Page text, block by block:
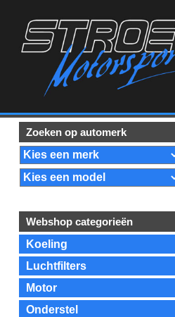
Zoeken op automerk
Webshop categorieën
Koeling
Luchtfilters
Motor
Onderstel